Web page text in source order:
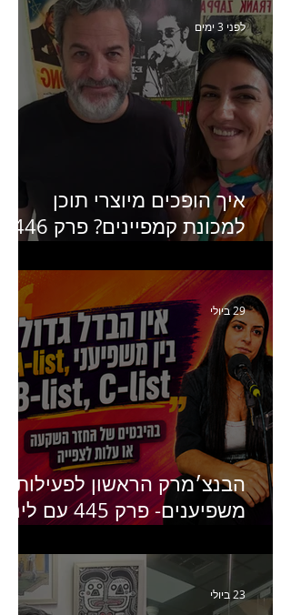
ספיישל סיכום פסטיבל
קאן- פרק 441 עם קובי כהן
סמנכ״ל קריאייטיב באדלר
חומסקי
איך הופכים מיוצרי תוכן
למכונת קמפיינים? פרק 446
ומנהלת לשעבר של קהילת
היוצרים של טיקטוק
לפני 3 ימים
הבנצ׳מרק הראשון לפעילות
משפיענים- פרק 445 עם לינוי
Humanz ישראל
29 ביולי
23 ביולי